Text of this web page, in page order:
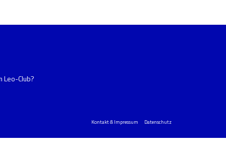
Leo-Club?
Kontakt & Impressum Datenschutz